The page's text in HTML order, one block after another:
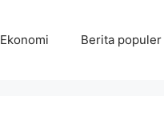
Ekonomi Berita populer